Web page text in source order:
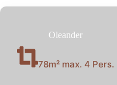
Oleander
78m² max. 4 Pers.